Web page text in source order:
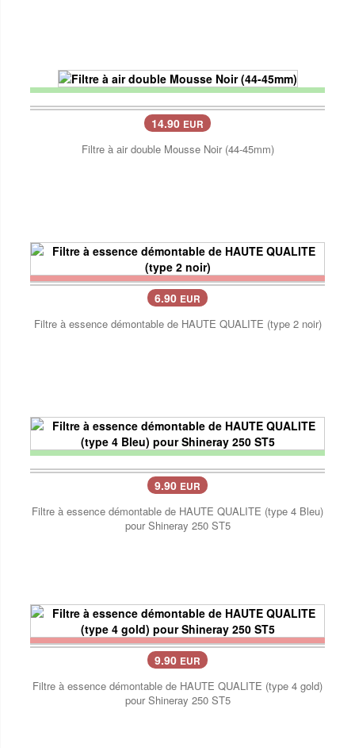
14.90 EUR
Filtre à air double Mousse Noir (44-45mm)
6.90 EUR
Filtre à essence démontable de HAUTE QUALITE (type 2 noir)
9.90 EUR
Filtre à essence démontable de HAUTE QUALITE (type 4 Bleu)
pour Shineray 250 ST5
9.90 EUR
Filtre à essence démontable de HAUTE QUALITE (type 4 gold)
pour Shineray 250 ST5